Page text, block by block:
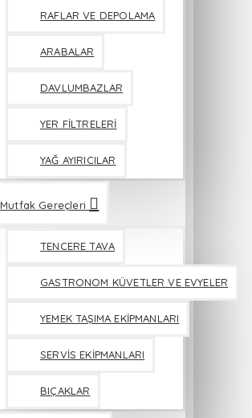
RAFLAR VE DEPOLAMA
ARABALAR
DAVLUMBAZLAR
YER FİLTRELERİ
YAĞ AYIRICILAR
Mutfak Gereçleri
TENCERE TAVA
GASTRONOM KÜVETLER VE EVYELER
YEMEK TAŞIMA EKİPMANLARI
SERVİS EKİPMANLARI
BIÇAKLAR